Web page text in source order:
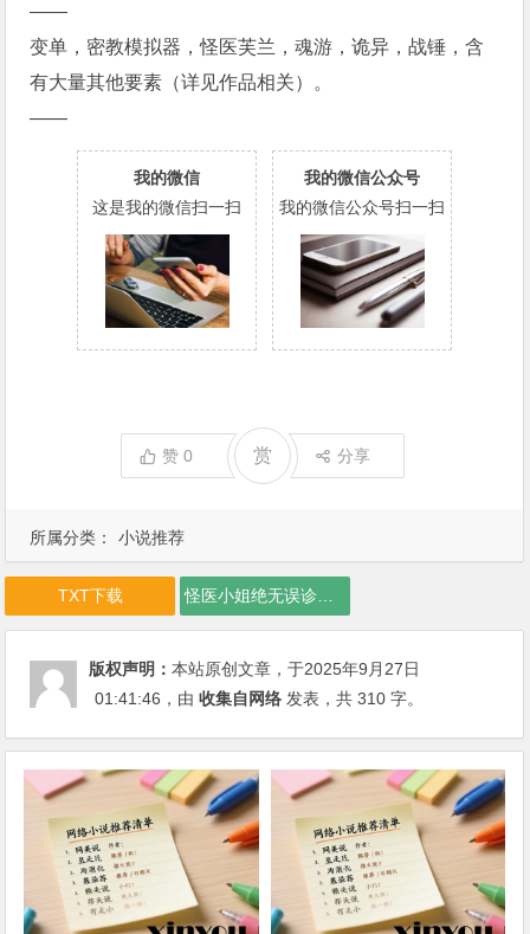
所属分类： 小说推荐
——
变单，密教模拟器，怪医芙兰，魂游，诡异，战锤，含
有大量其他要素（详见作品相关）。
——
我的微信
这是我的微信扫一扫
我的微信公众号
我的微信公众号扫一扫
赞0 赏 分享
TXT下载 怪医小姐绝无误诊卷三第下载
版权声明：本站原创文章，于2025年9月27日
01:41:46 ，由收集自网络 发表，共 310 字。